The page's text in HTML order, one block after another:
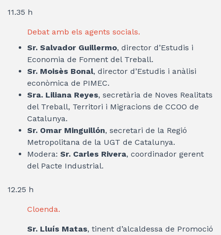
11.35 h
Debat amb els agents socials.
Sr. Salvador Guillermo, director d’Estudis i
Economia de Foment del Treball.
Sr. Moisès Bonal, director d’Estudis i anàlisi
econòmica de PIMEC.
Sra. Liliana Reyes, secretària de Noves Realitats
del Treball, Territori i Migracions de CCOO de
Catalunya.
Sr. Omar Minguillón, secretari de la Regió
Metropolitana de la UGT de Catalunya.
Modera: Sr. Carles Rivera, coordinador gerent
del Pacte Industrial.
12.25 h
Cloenda.
Sr. Lluís Matas, tinent d’alcaldessa de Promoció